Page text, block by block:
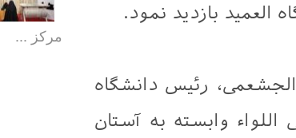
بازدید نمود.
رئیس دانشگاه
وابسته به آستان
مرکز ...